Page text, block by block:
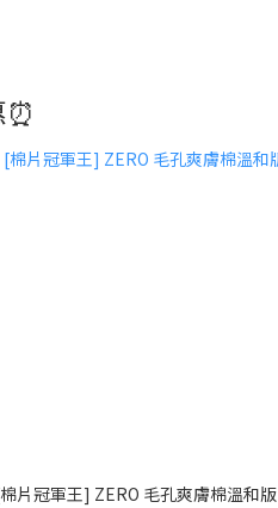
片冠軍王] ZERO 毛孔爽膚棉溫和版